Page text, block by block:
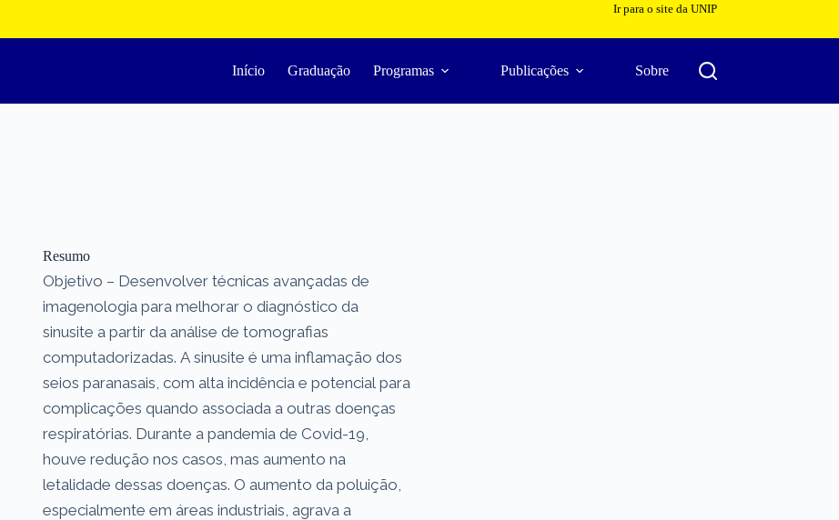
Ir para o site da UNIP
Início Graduação Programas Publicações Sobre
Resumo
Objetivo – Desenvolver técnicas avançadas de
imagenologia para melhorar o diagnóstico da
sinusite a partir da análise de tomografias
computadorizadas. A sinusite é uma inflamação dos
seios paranasais, com alta incidência e potencial para
complicações quando associada a outras doenças
respiratórias. Durante a pandemia de Covid-19,
houve redução nos casos, mas aumento na
letalidade dessas doenças. O aumento da poluição,
especialmente em áreas industriais, agrava a